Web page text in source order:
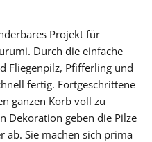
Projekt für
Durch die einfache
Fliegenpilz, Pfifferling und
fertig. Fortgeschrittene
ganzen Korb voll zu
Dekoration geben die Pilze
ab. Sie machen sich prima